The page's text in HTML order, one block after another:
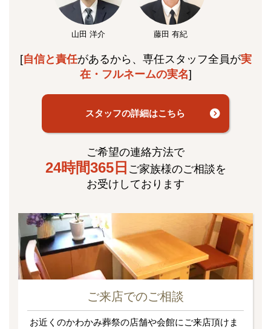
山田 洋介 藤田 有紀
[自信と責任があるから、専任スタッフ全員が実
在・フルネームの実名]
スタッフの詳細はこちら
ご希望の連絡方法で
24時間365日 ご家族様のご相談を
お受けしております
ご来店でのご相談
お近くのかわかみ葬祭の店舗や会館にご来店頂けま